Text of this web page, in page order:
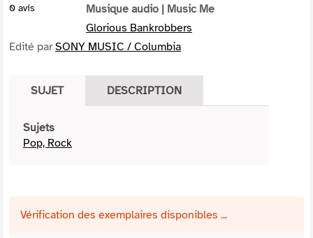
0 avis Musique audio | Music Me
Glorious Bankrobbers
Edité parSONY MUSIC / Columbia
SUJET DESCRIPTION
Sujets
Pop, Rock
Vérification des exemplaires disponibles ...